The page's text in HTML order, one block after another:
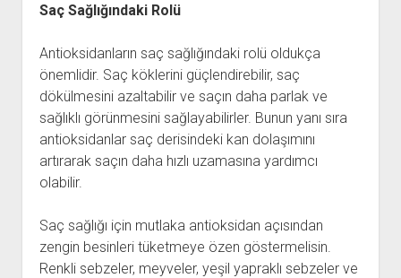
Saç Sağlığındaki Rolü
Antioksidanların saç sağlığındaki rolü oldukça
önemlidir. Saç köklerini güçlendirebilir, saç
dökülmesini azaltabilir ve saçın daha parlak ve
sağlıklı görünmesini sağlayabilirler. Bunun yanı sıra
antioksidanlar saç derisindeki kan dolaşımını
artırarak saçın daha hızlı uzamasına yardımcı
olabilir.
Saç sağlığı için mutlaka antioksidan açısından
zengin besinleri tüketmeye özen göstermelisin.
Renkli sebzeler, meyveler, yeşil yapraklı sebzeler ve